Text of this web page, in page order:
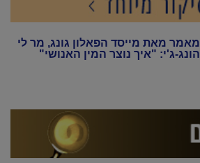
מאמר מאת מייסד הפאלון גונג, מר לי
הונג-ג'י: "איך נוצר המין האנושי"